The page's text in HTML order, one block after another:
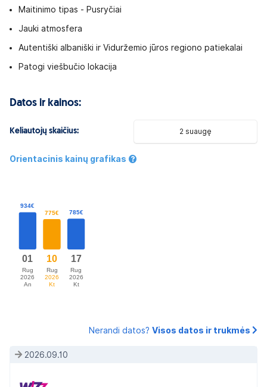
Maitinimo tipas - Pusryčiai
Jauki atmosfera
Autentiški albaniški ir Viduržemio jūros regiono patiekalai
Patogi viešbučio lokacija
Datos ir kainos:
Keliautojų skaičius: 2 suaugę
Orientacinis kainų grafikas
Nerandi datos? Visos datos ir trukmės
2026.09.10